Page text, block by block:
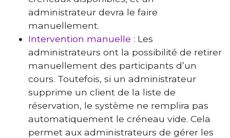
administrateur devra le faire
manuellement.
Intervention manuelle : Les
administrateurs ont la possibilité de retirer
manuellement des participants d’un
cours. Toutefois, si un administrateur
supprime un client de la liste de
réservation, le système ne remplira pas
automatiquement le créneau vide. Cela
permet aux administrateurs de gérer les